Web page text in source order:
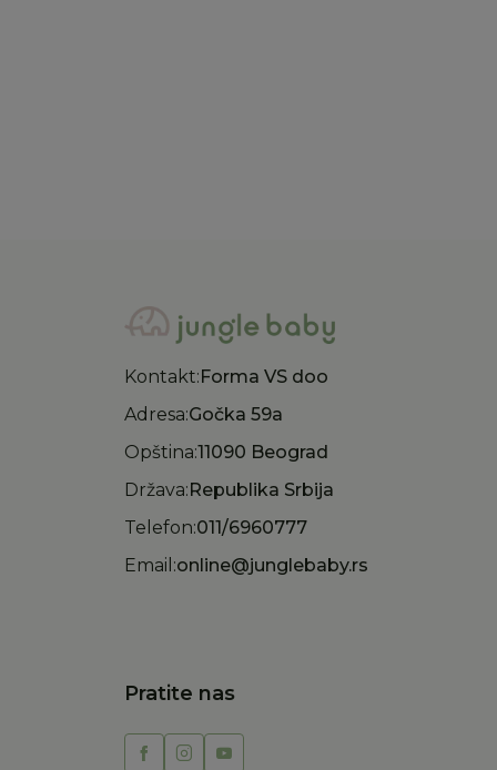
Kontakt: Forma VS doo
Adresa:Gočka 59a
Opština:11090 Beograd
Država: Republika Srbija
Telefon:011/6960777
Email:online@junglebaby.rs
Pratite nas